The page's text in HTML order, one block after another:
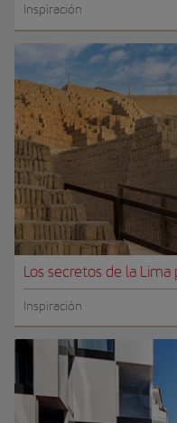
Inspiración
Los secretos de la Lima
Inspiración